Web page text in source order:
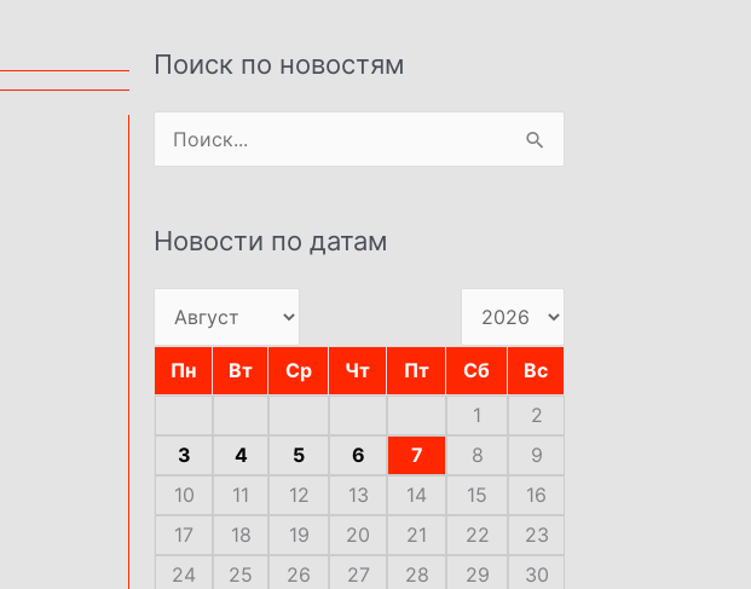
Поиск по новостям
Поиск:
Новости по датам
Пн Вт Ср Чт Пт Сб
Вс
1
2
3
4 5 6 7 8
9
10
11 12 13 14 15
16
17
18 19 20 21 22
23
24
25 26 27 28 29
30